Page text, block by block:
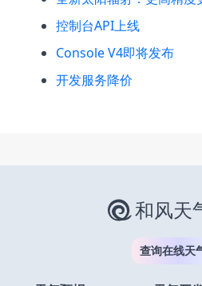
控制台API上线
Console V4即将发布
开发服务降价
和风天
查询在线天